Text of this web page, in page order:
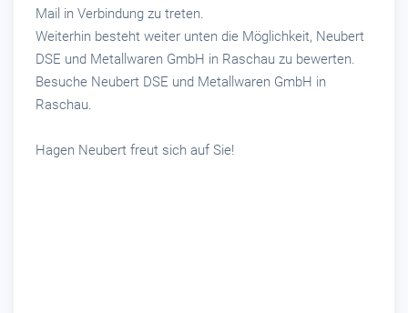
Mail in Verbindung zu treten.
Weiterhin besteht weiter unten die Möglichkeit, Neubert
DSE und Metallwaren GmbH in Raschau zu bewerten.
Besuche Neubert DSE und Metallwaren GmbH in
Raschau.
Hagen Neubert freut sich auf Sie!